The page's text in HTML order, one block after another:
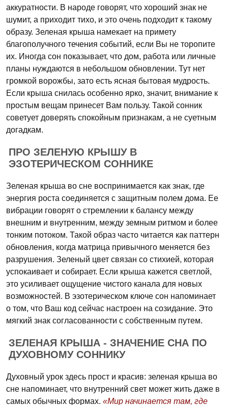
аккуратности. В народе говорят, что хороший знак не
шумит, а приходит тихо, и это очень подходит к такому
образу. Зеленая крыша намекает на примету
благополучного течения событий, если Вы не торопите
их. Иногда сон показывает, что дом, работа или личные
планы нуждаются в небольшом обновлении. Тут нет
громкой ворожбы, зато есть ясная бытовая мудрость.
Если крыша снилась особенно ярко, значит, внимание к
простым вещам принесет Вам пользу. Такой сонник
советует доверять спокойным признакам, а не суетным
догадкам.
ПРО ЗЕЛЕНУЮ КРЫШУ В
ЭЗОТЕРИЧЕСКОМ СОННИКЕ
Зеленая крыша во сне воспринимается как знак, где
энергия роста соединяется с защитным полем дома. Ее
вибрации говорят о стремлении к балансу между
внешним и внутренним, между земным ритмом и более
тонким потоком. Такой образ часто читается как паттерн
обновления, когда матрица привычного меняется без
разрушения. Зеленый цвет связан со стихией, которая
успокаивает и собирает. Если крыша кажется светлой,
это усиливает ощущение чистого канала для новых
возможностей. В эзотерическом ключе сон напоминает
о том, что Ваш код сейчас настроен на созидание. Это
мягкий знак согласованности с собственным путем.
ЗЕЛЕНАЯ КРЫША - ЗНАЧЕНИЕ СНА ПО
ДУХОВНОМУ СОННИКУ
Духовный урок здесь прост и красив: зеленая крыша во
сне напоминает, что внутренний свет может жить даже в
самых обычных формах. «Мир начинается там, где